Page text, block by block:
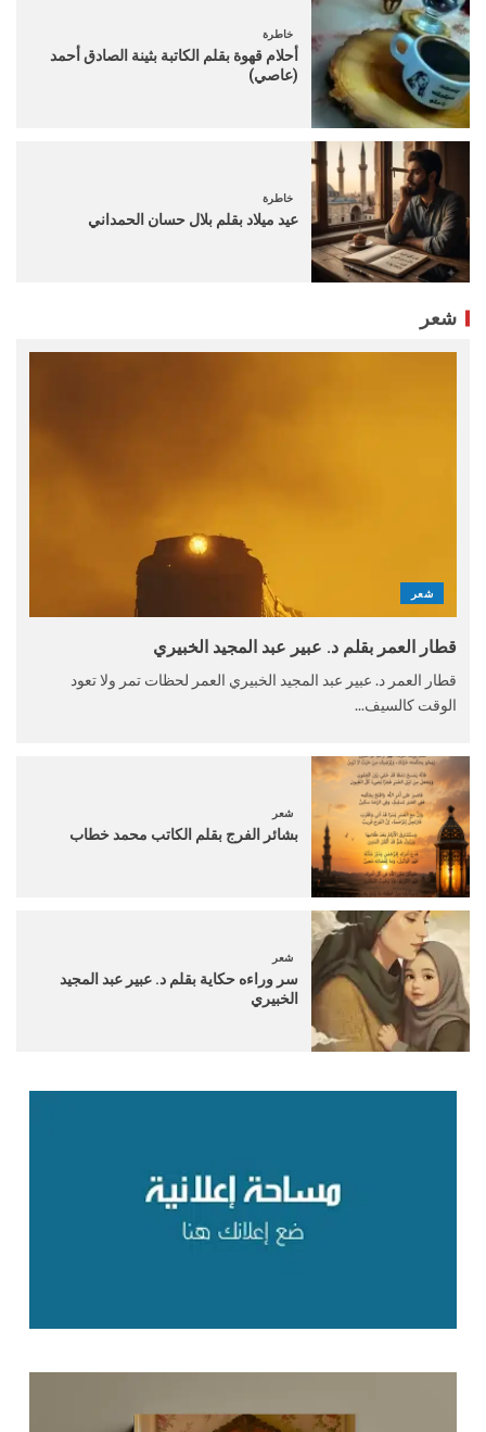
خاطرة
أحلام قهوة بقلم الكاتبة بثينة الصادق أحمد
(عاصي)
خاطرة
عيد ميلاد بقلم بلال حسان الحمداني
شعر
شعر
قطار العمر بقلم د. عبير عبد المجيد الخبيري
قطار العمر د. عبير عبد المجيد الخبيري العمر لحظات تمر ولا تعود
الوقت كالسيف...
شعر
بشائر الفرج بقلم الكاتب محمد خطاب
شعر
سر وراءه حكاية بقلم د. عبير عبد المجيد
الخبيري